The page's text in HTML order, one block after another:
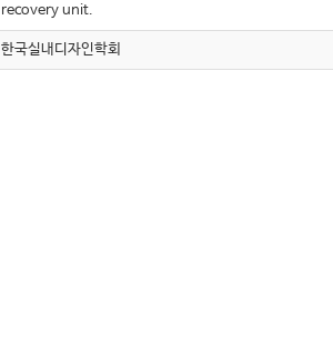
recovery unit.
한국실내디자인학회